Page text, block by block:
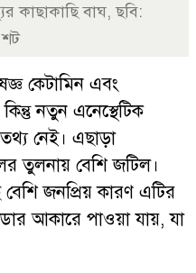
কাছাকাছি বাঘ, ছবি:
শট
কেটামিন এবং
নতুন এনেস্থেটিক
নেই। এছাড়া
তুলনায় বেশি জটিল।
জনপ্রিয় কারণ এটির
আকারে পাওয়া যায়, যা